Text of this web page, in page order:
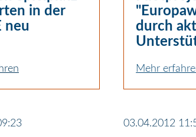
in der
neu
durch
Mehr
03.04.2012